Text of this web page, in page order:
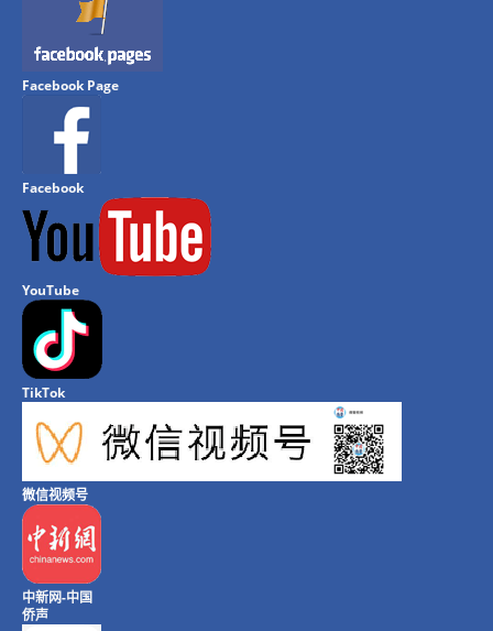
Facebook Page
Facebook
YouTube
TikTok
微信视频号
中新网-中国
侨声